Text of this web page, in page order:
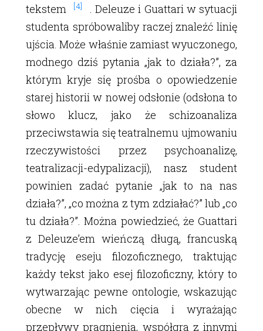
tekstem
[4]
. Deleuze i Guattari w sytuacji
studenta spróbowaliby raczej znaleźć linię
ujścia. Może właśnie zamiast wyuczonego,
modnego dziś pytania „jak to działa?”, za
którym kryje się prośba o opowiedzenie
starej historii w nowej odsłonie (odsłona to
słowo klucz, jako że schizoanaliza
przeciwstawia się teatralnemu ujmowaniu
rzeczywistości przez psychoanalizę,
teatralizacji-edypalizacji), nasz student
powinien zadać pytanie „jak to na nas
działa?”, „co można z tym zdziałać?” lub „co
tu działa?”. Można powiedzieć, że Guattari
z Deleuzeʼem wieńczą długą, francuską
tradycję eseju filozoficznego, traktując
każdy tekst jako esej filozoficzny, który to
wytwarzając pewne ontologie, wskazując
obecne w nich cięcia i wyrażając
przepływy pragnienia, współgra z innymi